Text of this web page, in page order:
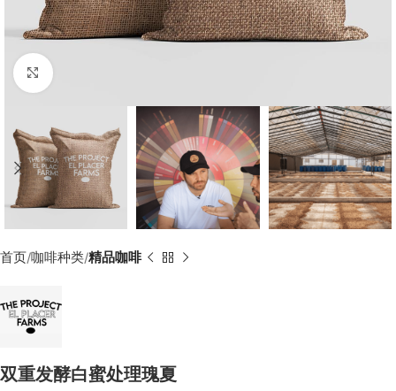
Click to enlarge
首页 咖啡种类 精品咖啡
双重发酵白蜜处理瑰夏